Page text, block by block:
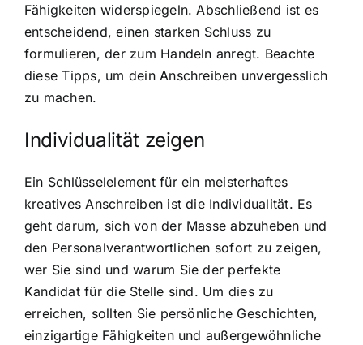
Fähigkeiten widerspiegeln. Abschließend ist es
entscheidend, einen starken Schluss zu
formulieren, der zum Handeln anregt. Beachte
diese Tipps, um dein Anschreiben unvergesslich
zu machen.
Individualität zeigen
Ein Schlüsselelement für ein meisterhaftes
kreatives Anschreiben ist die Individualität. Es
geht darum, sich von der Masse abzuheben und
den Personalverantwortlichen sofort zu zeigen,
wer Sie sind und warum Sie der perfekte
Kandidat für die Stelle sind. Um dies zu
erreichen, sollten Sie persönliche Geschichten,
einzigartige Fähigkeiten und außergewöhnliche